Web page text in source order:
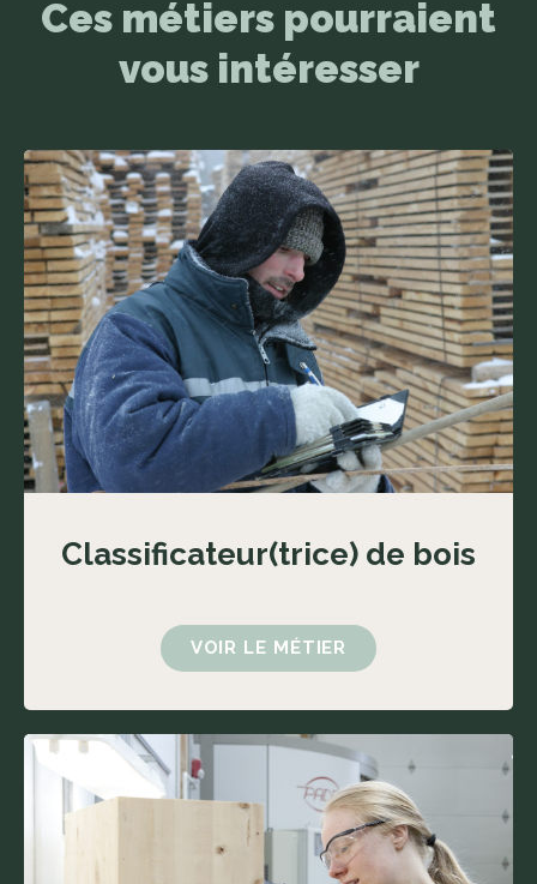
Ces métiers pourraient
vous intéresser
Classificateur(trice) de bois
VOIR LE MÉTIER